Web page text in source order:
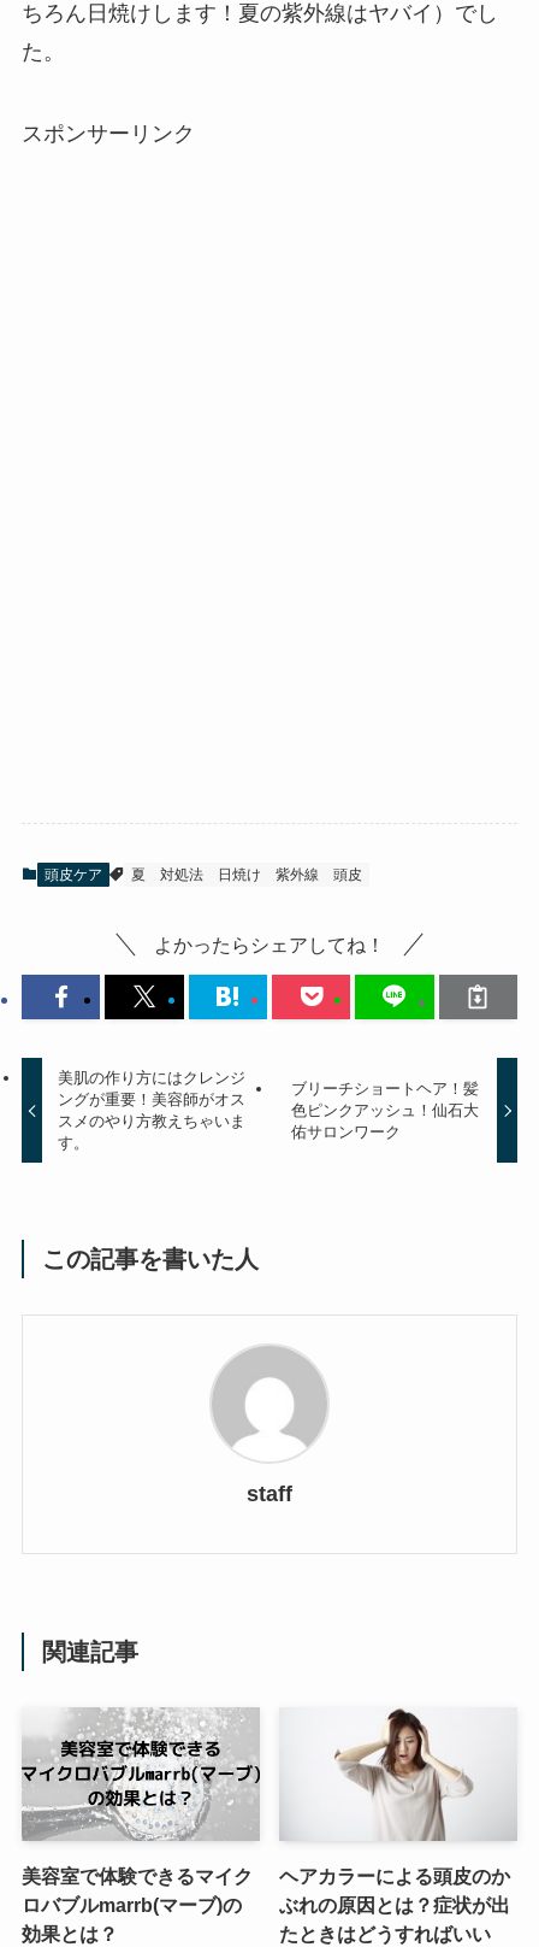
ちろん日焼けします！夏の紫外線はヤバイ）でし
た。
スポンサーリンク
頭皮ケア 夏 対処法 日焼け 紫外線 頭皮
よかったらシェアしてね！
美肌の作り方にはクレンジ
ングが重要！美容師がオス
スメのやり方教えちゃいま
す。
ブリーチショートヘア！髪
色ピンクアッシュ！仙石大
佑サロンワーク
この記事を書いた人
staff
関連記事
美容室で体験できるマイク
ロバブルmarrb(マーブ)の
効果とは？
ヘアカラーによる頭皮のか
ぶれの原因とは？症状が出
たときはどうすればいい